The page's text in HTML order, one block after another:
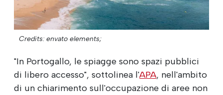
Credits: envato elements;
"In Portogallo, le spiagge sono spazi pubblici
di libero accesso", sottolinea l'APA, nell'ambito
di un chiarimento sull'occupazione di aree non